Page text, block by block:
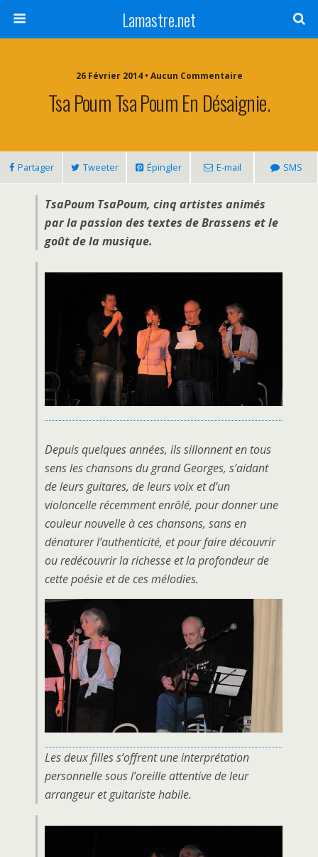
Lamastre.net
26 Février 2014 • Aucun Commentaire
Tsa Poum Tsa Poum En Désaignie.
Partager Tweeter Épingler E-mail SMS
TsaPoum TsaPoum, cinq artistes animés
par la passion des textes de Brassens et le
goût de la musique.
Depuis quelques années, ils sillonnent en tous
sens les chansons du grand Georges, s’aidant
de leurs guitares, de leurs voix et d’un
violoncelle récemment enrôlé, pour donner une
couleur nouvelle à ces chansons, sans en
dénaturer l’authenticité, et pour faire découvrir
ou redécouvrir la richesse et la profondeur de
cette poésie et de ces mélodies.
Les deux filles s’offrent une interprétation
personnelle sous l’oreille attentive de leur
arrangeur et guitariste habile.